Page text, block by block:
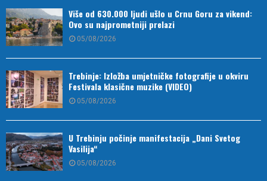
Više od 630.000 ljudi ušlo u Crnu Goru za vikend:
Ovo su najprometniji prelazi
05/08/2026
Trebinje: Izložba umjetničke fotografije u okviru
Festivala klasične muzike (VIDEO)
05/08/2026
U Trebinju počinje manifestacija „Dani Svetog
Vasilija“
05/08/2026